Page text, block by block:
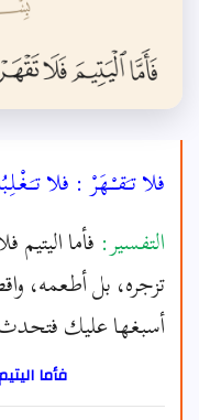
فلا تـَقـْـهَرْ : فلا
التفسير: فأما
تزجره، بل أطعمه،
أسبغها عليك
فأما